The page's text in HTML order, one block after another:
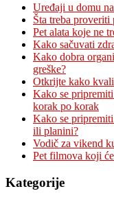
Uređaji u domu
Šta treba proveriti
Pet alata koje ne
Kako sačuvati
Kako dobra
greške?
Otkrijte kako
Kako se
korak po korak
Kako se
ili planini?
Vodič za vikend
Pet filmova koji
Kategorije